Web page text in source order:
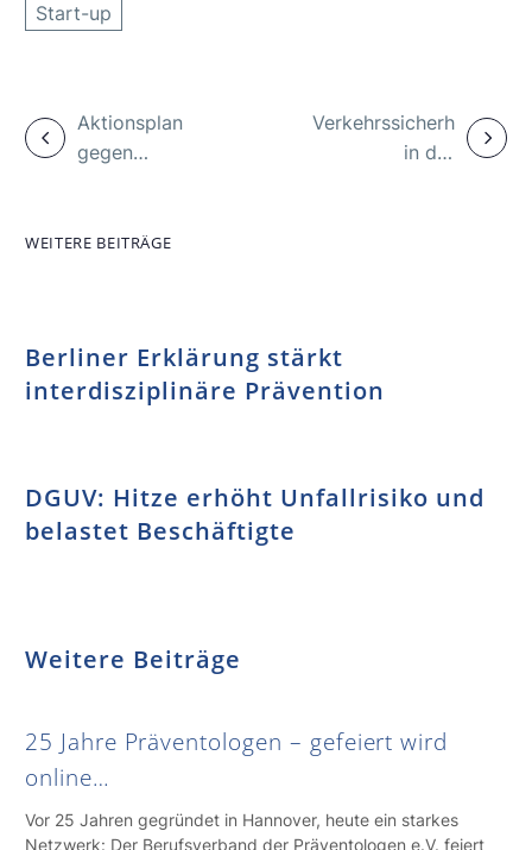
Start-up
Aktionsplan
gegen
Bedeutung
Verkehrssicherheit
in der
WEITERE BEITRÄGE
Berliner Erklärung stärkt
interdisziplinäre Prävention
DGUV: Hitze erhöht Unfallrisiko und
belastet Beschäftigte
Weitere Beiträge
25 Jahre Präventologen – gefeiert wird
online…
Vor 25 Jahren gegründet in Hannover, heute ein starkes
Netzwerk: Der Berufsverband der Präventologen e.V. feiert